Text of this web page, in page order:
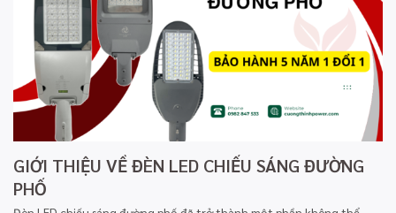
GIỚI THIỆU VỀ ĐÈN LED CHIẾU SÁNG ĐƯỜNG
PHỐ